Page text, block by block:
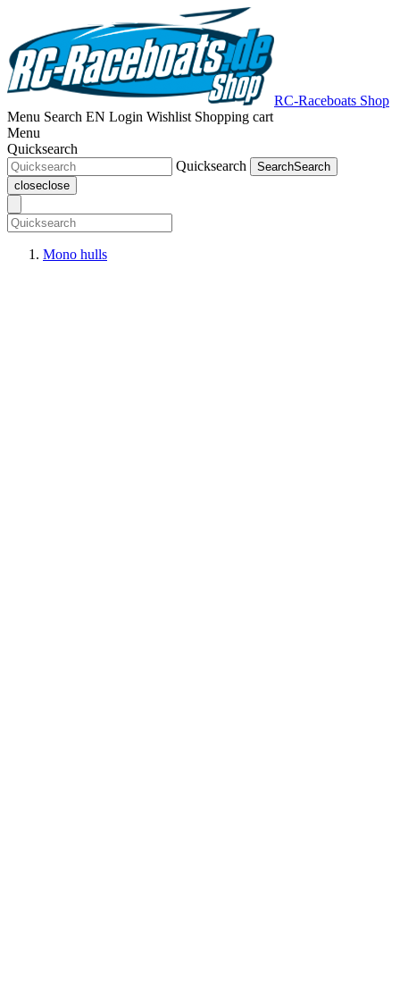
RC-Raceboats Shop
Menu Search EN Login Wishlist Shopping cart
Menu
Quicksearch
Quicksearch
SearchSearch
closeclose
Mono hulls